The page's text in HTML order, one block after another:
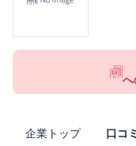
へ
企業トップ 口コ